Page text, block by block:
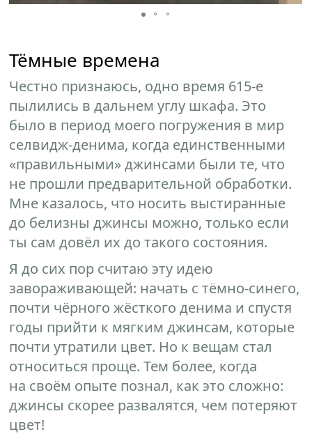
Тёмные времена
Честно признаюсь, одно время 615-е
пылились в дальнем углу шкафа. Это
было в период моего погружения в мир
селвидж-денима, когда единственными
«правильными» джинсами были те, что
не прошли предварительной обработки.
Мне казалось, что носить выстиранные
до белизны джинсы можно, только если
ты сам довёл их до такого состояния.
Я до сих пор считаю эту идею
завораживающей: начать с тёмно-синего,
почти чёрного жёсткого денима и спустя
годы прийти к мягким джинсам, которые
почти утратили цвет. Но к вещам стал
относиться проще. Тем более, когда
на своём опыте познал, как это сложно:
джинсы скорее развалятся, чем потеряют
цвет!